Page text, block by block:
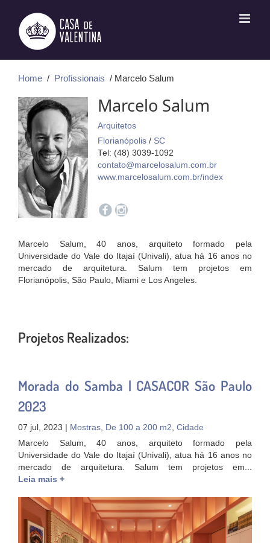
conteúdo
Home / Profissionais / Marcelo Salum
Marcelo Salum
Arquitetos
Florianópolis / SC
Tel: (48) 3039-1092
contato@marcelosalum.com.br
www.marcelosalum.com.br/index
Marcelo Salum, 40 anos, arquiteto formado pela
Universidade do Vale do Itajaí (Univali), atua há 16 anos no
mercado de arquitetura. Salum tem projetos em
Florianópolis, São Paulo, Miami e Los Angeles.
Projetos Realizados:
Morada do Samba | CASACOR São Paulo
2023
07 jul, 2023 | Mostras, De 100 a 200 m2, Cidade
Marcelo Salum, 40 anos, arquiteto formado pela
Universidade do Vale do Itajaí (Univali), atua há 16 anos no
mercado de arquitetura. Salum tem projetos em...
Leia mais +